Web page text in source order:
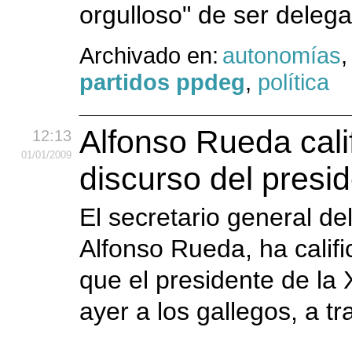
orgulloso" de ser
Archivado en: autonomías
partidos ppdeg, política
12:13
01/01/2009
Alfonso Rueda
discurso del
El secretario general
Alfonso Rueda, ha
que el presidente de la
ayer a los gallegos, a